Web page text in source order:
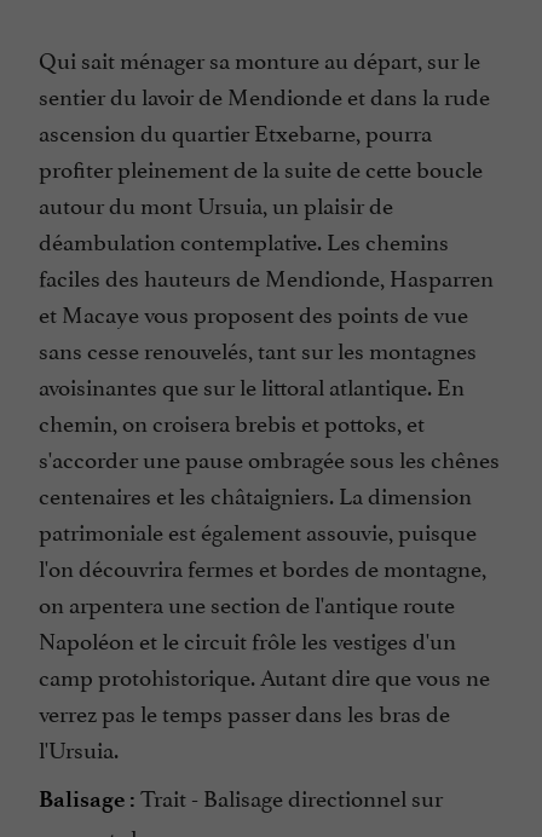
Qui sait ménager sa monture au départ, sur le
sentier du lavoir de Mendionde et dans la rude
ascension du quartier Etxebarne, pourra
profiter pleinement de la suite de cette boucle
autour du mont Ursuia, un plaisir de
déambulation contemplative. Les chemins
faciles des hauteurs de Mendionde, Hasparren
et Macaye vous proposent des points de vue
sans cesse renouvelés, tant sur les montagnes
avoisinantes que sur le littoral atlantique. En
chemin, on croisera brebis et pottoks, et
s'accorder une pause ombragée sous les chênes
centenaires et les châtaigniers. La dimension
patrimoniale est également assouvie, puisque
l'on découvrira fermes et bordes de montagne,
on arpentera une section de l'antique route
Napoléon et le circuit frôle les vestiges d'un
camp protohistorique. Autant dire que vous ne
verrez pas le temps passer dans les bras de
l'Ursuia.
Balisage : Trait - Balisage directionnel sur